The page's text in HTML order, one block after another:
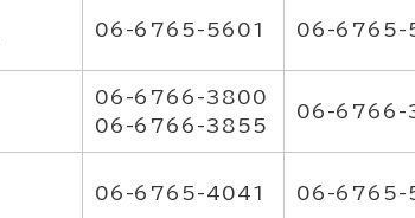
06-6765-5601 06-6765-
06-6766-3800
06-6766-3855
06-6766-
06-6765-4041 06-6765-